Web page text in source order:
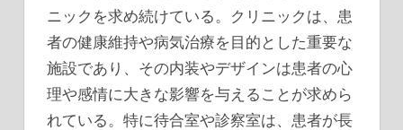
ニックを求め続けている。クリニックは、患
者の健康維持や病気治療を目的とした重要な
施設であり、その内装やデザインは患者の心
理や感情に大きな影響を与えることが求めら
れている。特に待合室や診察室は、患者が長